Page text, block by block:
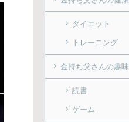
ダイエット
トレーニング
金持ち父さんの趣味
読書
ゲーム